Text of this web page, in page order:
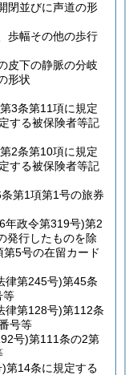
閉並びに声道の形
歩幅その他の歩行
皮下の静脈の分岐
形状
第3条第11項に規定
する被保険者等記
第2条第10項に規定
する被保険者等記
第1項第1号の旅券
年政令第319号)第2
発行したものを除
5号の在留カード
律第245号)第45条
等
律第128号)第112条
号等
号)第111条の2第
第14条に規定する